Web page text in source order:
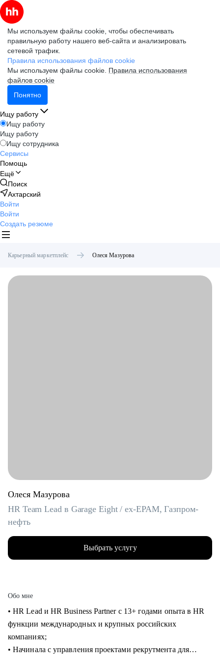
Мы используем файлы cookie, чтобы обеспечивать
правильную работу нашего веб-сайта и анализировать
сетевой трафик.
Правила использования файлов cookie
Мы используем файлы cookie. Правила использования
файлов cookie
Понятно
Ищу работу
Ищу работу
Ищу работу
Ищу сотрудника
Сервисы
Помощь
Ещё
Поиск
Ахтарский
Войти
Войти
Создать резюме
Карьерный маркетплейс Олеся Мазурова
Олеся Мазурова
HR Team Lead в Garage Eight / ex-EPAM, Газпром-
нефть
Выбрать услугу
Обо мне
• HR Lead и HR Business Partner с 13+ годами опыта в HR
функции международных и крупных российских
компаниях;
• Начинала с управления проектами рекрутмента для